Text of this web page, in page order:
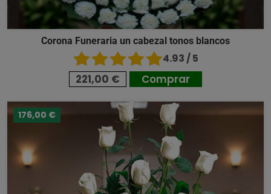
Corona Funeraria un cabezal tonos blancos
4.93 / 5
221,00 € Comprar
176,00 €